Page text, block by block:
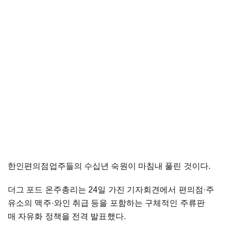
한인편의점업주들의 수십년 숙원이 마침내 풀린 것이다.
더그 포드 온주총리는 24일 가진 기자회견에서 편의점 ·주
유소의 맥주·와인 취급 등을 포함하는 구체적인 주류판
매 자유화 정책을 전격 발표했다.